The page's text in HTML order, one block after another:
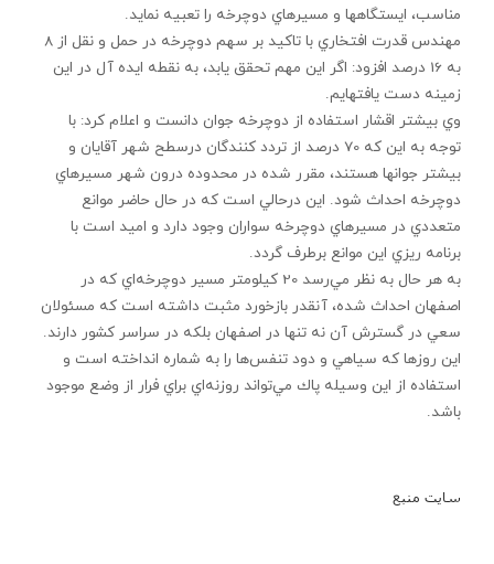
مناسب، ايستگاه‏ها و مسيرهاي دوچرخه را تعبيه نمايد.
مهندس قدرت افتخاري با تاکيد بر سهم دوچرخه در حمل و نقل از 8
به 16 درصد افزود: اگر اين مهم تحقق يابد، به نقطه ايده آل در اين
زمينه دست يافته‏ايم.
وي بيشتر اقشار استفاده از دوچرخه جوان دانست و اعلام کرد: با
توجه به اين که 70 درصد از تردد کنندگان درسطح شهر آقايان و
بيشتر جوان‏ها هستند، مقرر شده در محدوده درون شهر مسيرهاي
دوچرخه احداث شود. اين درحالي است که در حال حاضر موانع
متعددي در مسيرهاي دوچرخه سواران وجود دارد و اميد است با
برنامه ريزي اين موانع برطرف گردد.
به هر حال به نظر مي‌رسد 20 كيلومتر مسير دوچرخه‌اي كه در
اصفهان احداث شده، آنقدر بازخورد مثبت داشته است كه مسئولان
سعي در گسترش آن نه تنها در اصفهان بلكه در سراسر كشور دارند.
اين روزها كه سياهي و دود تنفس‌ها را به شماره انداخته است و
استفاده از اين وسيله پاك مي‌تواند روزنه‌اي براي فرار از وضع موجود
باشد.
سايت منبع